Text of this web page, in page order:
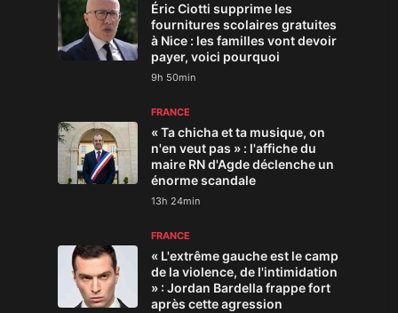
Éric Ciotti supprime les
fournitures scolaires gratuites
à Nice : les familles vont devoir
payer, voici pourquoi
9h 50min
FRANCE
« Ta chicha et ta musique, on
n'en veut pas » : l'affiche du
maire RN d'Agde déclenche un
énorme scandale
13h 24min
FRANCE
« L'extrême gauche est le camp
de la violence, de l'intimidation
» : Jordan Bardella frappe fort
après cette agression